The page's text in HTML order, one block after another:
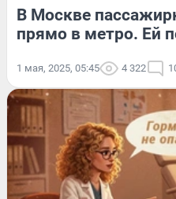
В Москве
прямо в метро. Ей
1 мая, 2025, 05:45 4 322